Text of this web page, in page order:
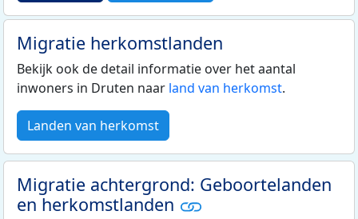
Migratie herkomstlanden
Bekijk ook de detail informatie over het aantal
inwoners in Druten naar land van herkomst.
Landen van herkomst
Migratie achtergrond: Geboortelanden
en herkomstlanden